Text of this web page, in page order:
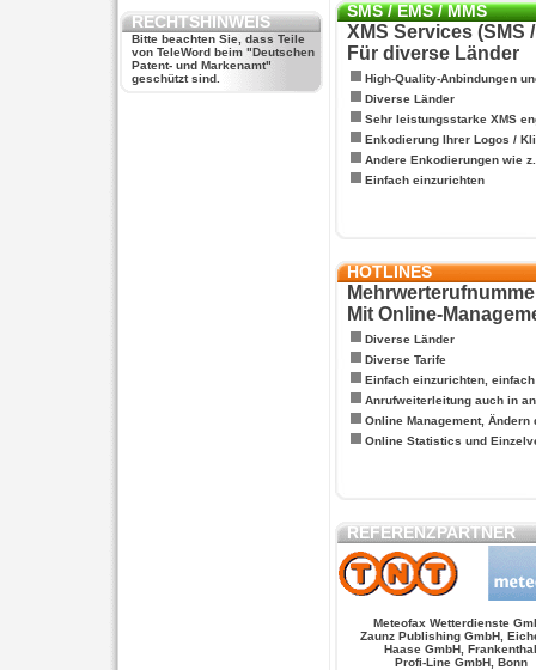
RECHTSHINWEIS
Bitte beachten Sie, dass Teile
von TeleWord beim "Deutschen
Patent- und Markenamt"
geschützt sind.
SMS / EMS / MMS
XMS Services (SMS
Für diverse Länder
High-Quality-Anbindungen
Diverse Länder
Sehr leistungsstarke XMS
Enkodierung Ihrer Logos /
Andere Enkodierungen wie
Einfach einzurichten
HOTLINES
Mit Online-
Diverse Länder
Diverse Tarife
Einfach einzurichten,
Anrufweiterleitung auch in
Online Management, Ändern
Online Statistics und
REFERENZPARTNER
Meteofax Wetterdienste
Zaunz Publishing GmbH,
Haase GmbH, Frankenthal
Profi-Line GmbH, Bonn